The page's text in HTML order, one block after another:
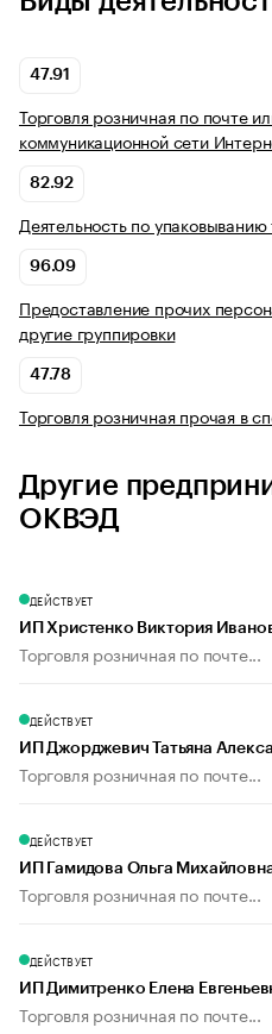
47.91
Торговля розничная по почте
коммуникационной сети
82.92
Деятельность по упаковыванию
96.09
Предоставление прочих
другие группировки
47.78
Торговля розничная прочая в
Другие
ОКВЭД
ДЕЙСТВУЕТ
ИП Христенко Виктория
Торговля розничная по почте...
ДЕЙСТВУЕТ
ИП Джорджевич Татьяна
Торговля розничная по почте...
ДЕЙСТВУЕТ
ИП Гамидова Ольга
Торговля розничная по почте...
ДЕЙСТВУЕТ
ИП Димитренко Елена
Торговля розничная по почте...